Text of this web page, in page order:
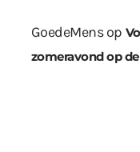
GoedeMensop
zomeravond op